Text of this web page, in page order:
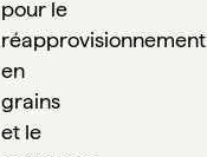
pour le
réapprovisionnement
en
grains
et le